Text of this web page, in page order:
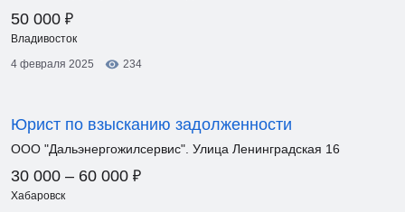
50 000 ₽
Владивосток
4 февраля 2025
234
Юрист по взысканию задолженности
ООО "Дальэнергожилсервис". Улица Ленинградская 16
30 000 – 60 000 ₽
Хабаровск